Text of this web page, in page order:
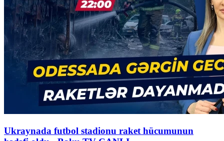
Ukraynada futbol stadionu raket hücumunun